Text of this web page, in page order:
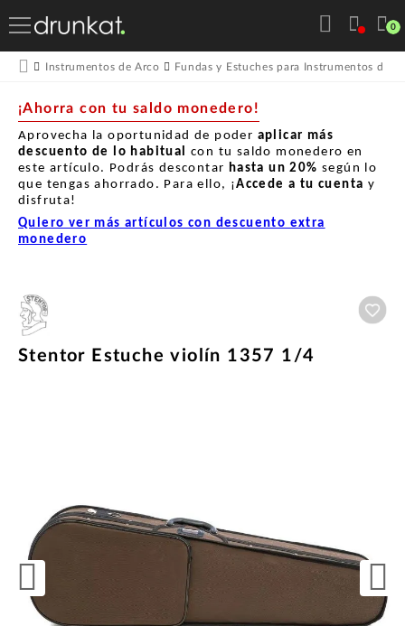
0
Instrumentos de Arco Fundas y Estuches para Instrumentos de
¡Ahorra con tu saldo monedero!
Aprovecha la oportunidad de poder aplicar más
descuento de lo habitual con tu saldo monedero en
este artículo. Podrás descontar hasta un 20% según lo
que tengas ahorrado. Para ello, ¡Accede a tu cuenta y
disfruta!
Quiero ver más artículos con descuento extra
monedero
Stentor Estuche violín 1357 1/4